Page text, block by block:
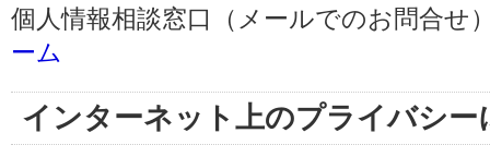
個人情報相談窓口（メールでのお問合せ
ーム
インターネット上のプライバシー